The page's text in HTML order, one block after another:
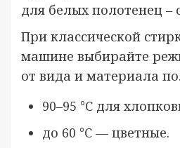
для белых полотенец –
При классической
машине выбирайте
от вида и материала
90–95 °C для
до 60 °C — цветные.